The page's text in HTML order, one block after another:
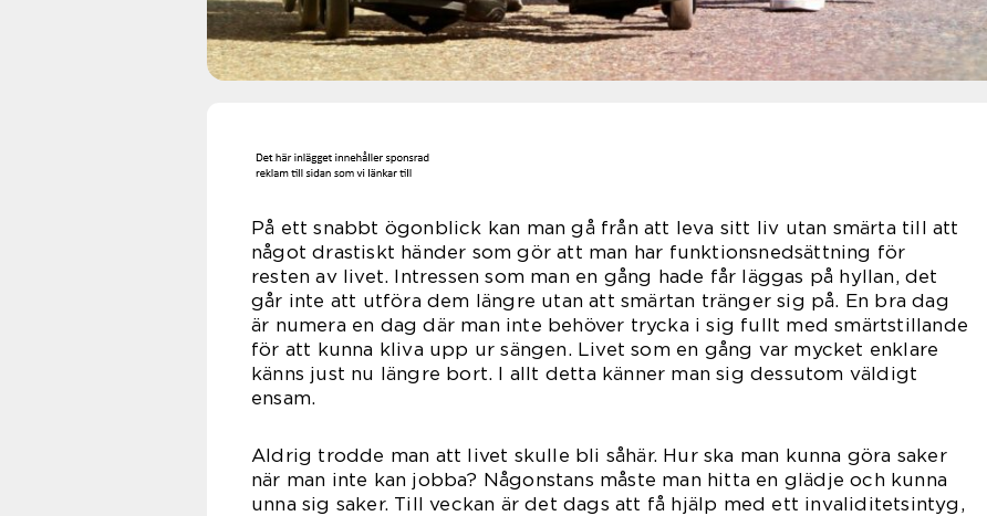
På ett snabbt ögonblick kan man gå från att leva sitt liv utan smärta till att
något drastiskt händer som gör att man har funktionsnedsättning för
resten av livet. Intressen som man en gång hade får läggas på hyllan, det
går inte att utföra dem längre utan att smärtan tränger sig på. En bra dag
är numera en dag där man inte behöver trycka i sig fullt med smärtstillande
för att kunna kliva upp ur sängen. Livet som en gång var mycket enklare
känns just nu längre bort. I allt detta känner man sig dessutom väldigt
ensam.
Aldrig trodde man att livet skulle bli såhär. Hur ska man kunna göra saker
när man inte kan jobba? Någonstans måste man hitta en glädje och kunna
unna sig saker. Till veckan är det dags att få hjälp med ett invaliditetsintyg,